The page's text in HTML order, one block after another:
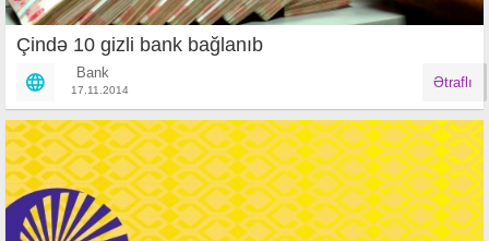
Çində 10 gizli bank bağlanıb
Bank
17.11.2014 Ətraflı